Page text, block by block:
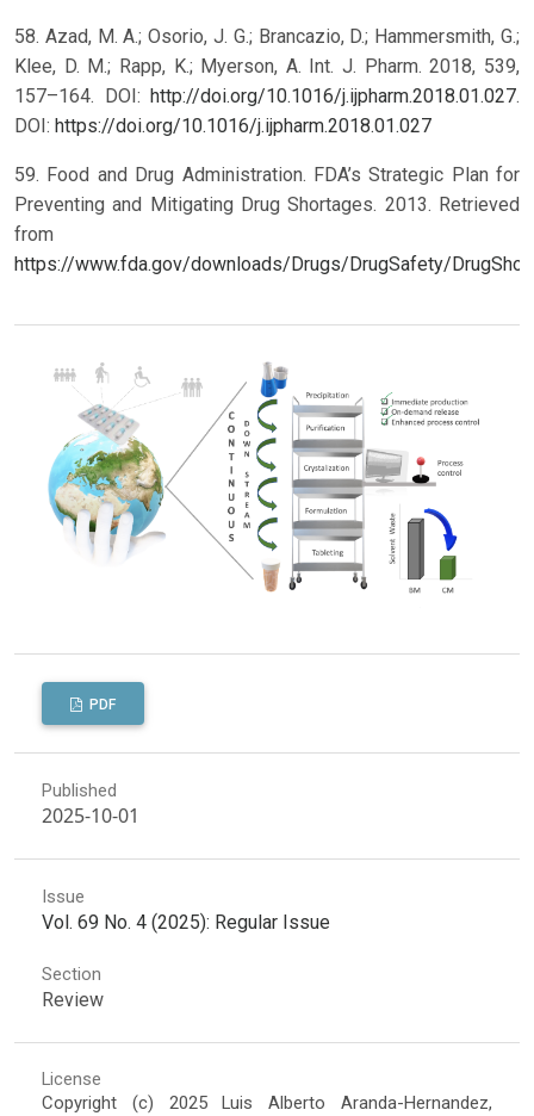
58. Azad, M. A.; Osorio, J. G.; Brancazio, D.; Hammersmith, G.;
Klee, D. M.; Rapp, K.; Myerson, A. Int. J. Pharm. 2018, 539,
157–164. DOI: http://doi.org/10.1016/j.ijpharm.2018.01.027.
DOI: https://doi.org/10.1016/j.ijpharm.2018.01.027
59. Food and Drug Administration. FDA’s Strategic Plan for
Preventing and Mitigating Drug Shortages. 2013. Retrieved
from
https://www.fda.gov/downloads/Drugs/DrugSafety/
PDF
Published
2025-10-01
Issue
Vol. 69 No. 4 (2025): Regular Issue
Section
Review
License
Copyright (c) 2025 Luis Alberto Aranda-Hernandez,